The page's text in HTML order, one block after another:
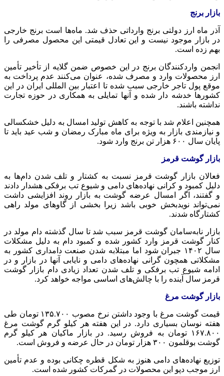
بازار برنج
آذر ماه ارز دولتی برنج وارداتی حذف شد. ماه‌ها است برنج خارجی
در بازار موجود نیست و این تعادل قیمتی این محصول مصرفی را
بهم زده است.
انجمن واردکنندگان برنج در این خصوص ضمن گلایه از تأخیر تأمین
ارز محصولات وارد و مصرف شده، عنوان می‌کنند عدم پرداخت به
موقع پول تاجر خارجی سبب شده تا اعتبار بین
المللی ایران در این
کشورها خدشه دار شده و آنها تمایلی به همکاری در حوزه تجارت
نداشته باشند.
همچنین اعلام شد با توجه به کاهش تولید امسال به دلیل خشکسالی
و نیازمندی بازار به ویژه برای ماه مبارک رمضان و شب عید باید تا
پایان سال ۶۰۰ هزار تن برنج وارد شود.
بازار گوشت قرمز
فعالان بازار گوشت قرمز نسبت به کشتار و تلف شدن دام‌ها به
دلیل کمبود و کرانی نهاده‌های دامی و شیوع تب برفکی هشدار دادند
و گفتند، اگر امسال عرضه گوشت به بازار روند افزایشی داشت
نمی‌تواند نویدبخش خوبی باشد زیرا بخشی از گاوهای مولد راهی
کشتارگاه شدند.
بازار نابه‌سامان گوشت قرمز سبب شد تا سال گذشته دام مولد در
کنار گوشت قرمز وارد کشور شده و کمبود دام به دلیل مشکلات
سال ۱۴۰۲ جبران شود اما مبتلابه شدن صنعت دامداری کشور به
مشکلاتی همچون گرانی نهاده‌های دامی و نایابی آنها در بازار و در
ادامه شیوع تب برفکی و تلف شدن تعداد زیادی دام بازار گوشت
قرمز سال آینده را با چالش‌های اساسی مواجه خواهد کرد.
بازار گوشت مرغ
قیمت گوشت مرغ با وجود داشتن نرخ مصوب ۱۳۵.۷۰۰ تومان طی
هفته نوسان بسیاری دارد. در این هفته هر کیلو گرم گوشت مرغ
۱۶۷.۸۰۰ تومان به فروش رسید. در بازار ماکیان هر کیلو گرم
گوشت بوقلمون ۳۰۰ هزار تومان در حال عرضه و فروش است.
توزیع نهاده‌های دامی هنوز به شکل قطره چکانی بوده و عدم تأمین
ارز موجب دپو این محصولات در گمرکات کشور شده است.